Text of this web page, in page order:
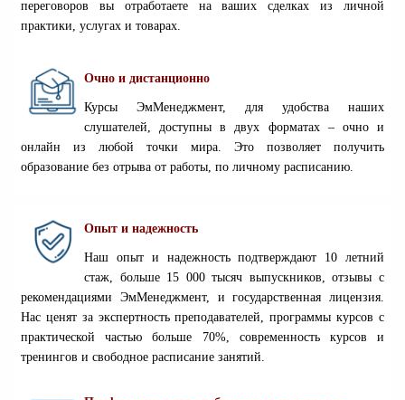
переговоров вы отработаете на ваших сделках из личной
практики, услугах и товарах.
Очно и дистанционно
Курсы ЭмМенеджмент, для удобства наших
слушателей, доступны в двух форматах – очно и
онлайн из любой точки мира. Это позволяет получить
образование без отрыва от работы, по личному расписанию.
Опыт и надежность
Наш опыт и надежность подтверждают 10 летний
стаж, больше 15 000 тысяч выпускников, отзывы с
рекомендациями ЭмМенеджмент, и государственная лицензия.
Нас ценят за экспертность преподавателей, программы курсов с
практической частью больше 70%, современность курсов и
тренингов и свободное расписание занятий.